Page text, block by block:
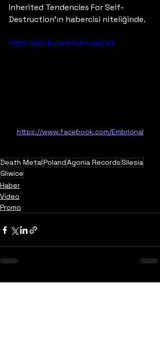
Inherited Tendencies For Self-
Destruction'ın habercisi niteliğinde.
https://youtu.be/uVphouop0oY
https://www.facebook.com/Embrional
Death MetalPolandAgonia RecordsSilesia
Gliwice
Haber
Video
Promo